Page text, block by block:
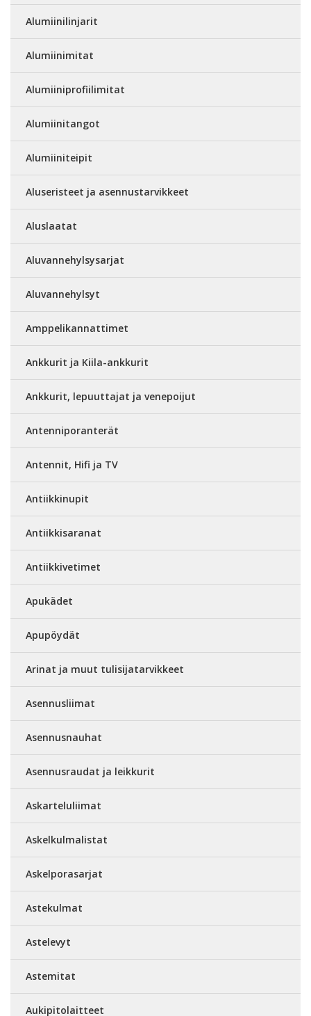
Alumiinilinjarit
Alumiinimitat
Alumiiniprofiilimitat
Alumiinitangot
Alumiiniteipit
Aluseristeet ja asennustarvikkeet
Aluslaatat
Aluvannehylsysarjat
Aluvannehylsyt
Amppelikannattimet
Ankkurit ja Kiila-ankkurit
Ankkurit, lepuuttajat ja venepoijut
Antenniporanterät
Antennit, Hifi ja TV
Antiikkinupit
Antiikkisaranat
Antiikkivetimet
Apukädet
Apupöydät
Arinat ja muut tulisijatarvikkeet
Asennusliimat
Asennusnauhat
Asennusraudat ja leikkurit
Askarteluliimat
Askelkulmalistat
Askelporasarjat
Astekulmat
Astelevyt
Astemitat
Aukipitolaitteet